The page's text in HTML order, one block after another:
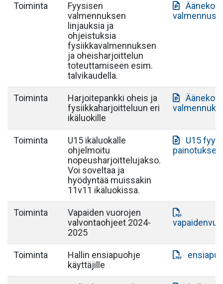
Toiminta
Fyysisen
valmennuksen
linjauksia ja
ohjeistuksia
fysiikkavalmennuksen
ja oheisharjoittelun
toteuttamiseen esim.
talvikaudella.
Toiminta
Harjoitepankki oheis ja
fysiikkaharjoitteluun eri
ikäluokille
Toiminta
U15 ikäluokalle
ohjelmoitu
nopeusharjoittelujakso.
Voi soveltaa ja
hyödyntää muissakin
11v11 ikäluokissa.
U15
Toiminta
Vapaiden vuorojen
valvontaohjeet 2024-
2025
Toiminta
Hallin ensiapuohje
käyttäjille